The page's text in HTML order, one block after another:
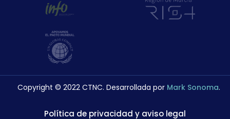
Copyright © 2022 CTNC. Desarrollada por Mark Sonoma.
Política de privacidad y aviso legal